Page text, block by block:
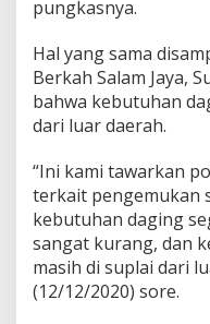
pungkasnya.
Hal yang sama
Berkah Salam Jaya,
bahwa kebutuhan
dari luar daerah.
“Ini kami tawarkan
terkait pengemukan
kebutuhan daging
sangat kurang, dan
masih di suplai dari
(12/12/2020) sore.